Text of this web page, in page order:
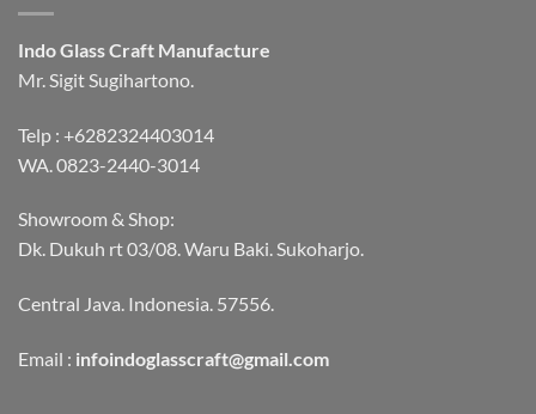
Indo Glass Craft Manufacture
Mr. Sigit Sugihartono.
Telp : +6282324403014
WA. 0823-2440-3014
Showroom & Shop:
Dk. Dukuh rt 03/08. Waru Baki. Sukoharjo.
Central Java. Indonesia. 57556.
Email : infoindoglasscraft@gmail.com